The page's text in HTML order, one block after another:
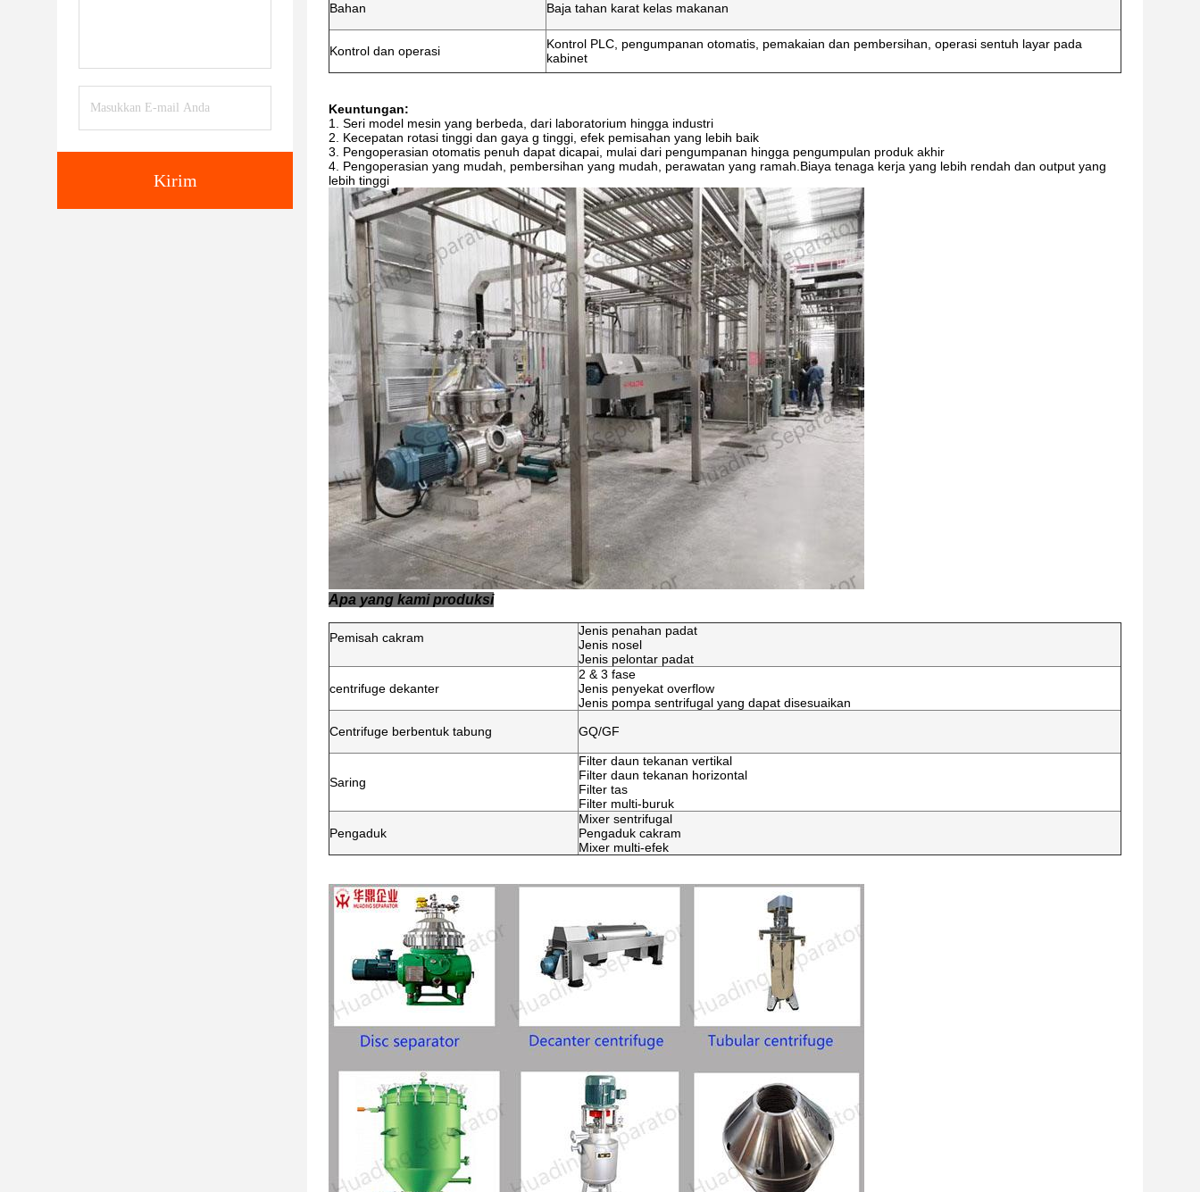
Kirim
Bahan Baja tahan karat kelas makanan
Kontrol dan operasi
Kontrol PLC, pengumpanan otomatis, pemakaian dan pembersihan, operasi sentuh layar pada
kabinet
Keuntungan:
Seri model mesin yang berbeda, dari laboratorium hingga industri
Kecepatan rotasi tinggi dan gaya g tinggi, efek pemisahan yang lebih baik
Pengoperasian otomatis penuh dapat dicapai, mulai dari pengumpanan hingga pengumpulan produk akhir
Pengoperasian yang mudah, pembersihan yang mudah, perawatan yang ramah.Biaya tenaga kerja yang lebih rendah dan output yang
lebih tinggi
Apa yang kami produksi
Pemisah cakram
Jenis penahan padat
Jenis nosel
Jenis pelontar padat
centrifuge dekanter
2 & 3 fase
Jenis penyekat overflow
Jenis pompa sentrifugal yang dapat disesuaikan
Centrifuge berbentuk tabung
GQ/GF
Saring
Filter daun tekanan vertikal
Filter daun tekanan horizontal
Filter tas
Filter multi-buruk
Pengaduk
Mixer sentrifugal
Pengaduk cakram
Mixer multi-efek